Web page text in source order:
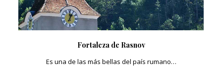
Fortaleza de Rasnov
Es una de las más bellas del país rumano…